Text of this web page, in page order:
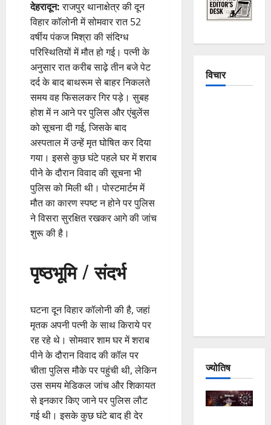
देहरादून:राजपुर थानाक्षेत्र की दून
विहार कॉलोनी में सोमवार रात 52
वर्षीय पंकज मिश्रा की संदिग्ध
परिस्थितियों में मौत हो गई। पत्नी के
अनुसार रात करीब साढ़े तीन बजे पेट
दर्द के बाद बाथरूम से बाहर निकलते
समय वह फिसलकर गिर पड़े। सुबह
होश में न आने पर पुलिस और एंबुलेंस
को सूचना दी गई, जिसके बाद
अस्पताल में उन्हें मृत घोषित कर दिया
गया। इससे कुछ घंटे पहले घर में शराब
पीने के दौरान विवाद की सूचना भी
पुलिस को मिली थी। पोस्टमार्टम में
मौत का कारण स्पष्ट न होने पर पुलिस
ने विसरा सुरक्षित रखकर आगे की जांच
शुरू की है।
पृष्ठभूमि / संदर्भ
घटना दून विहार कॉलोनी की है, जहां
मृतक अपनी पत्नी के साथ किराये पर
रह रहे थे। सोमवार शाम घर में शराब
पीने के दौरान विवाद की कॉल पर
चीता पुलिस मौके पर पहुंची थी, लेकिन
उस समय मेडिकल जांच और शिकायत
से इनकार किए जाने पर पुलिस लौट
गई थी। इसके कुछ घंटे बाद ही देर
विचार
ज्योतिष